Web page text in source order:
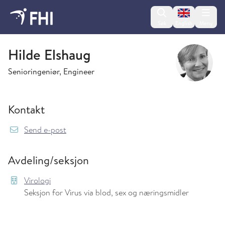
Change
Virologi
Hilde Elshaug
Senioringeniør, Engineer
Kontakt
Send e-post{model.translations.sendEmailTo}
Avdeling/seksjon
Virologi
Seksjon for Virus via blod, sex og næringsmidler